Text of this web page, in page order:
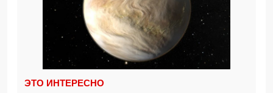
ЭТО ИНТЕРЕСНО